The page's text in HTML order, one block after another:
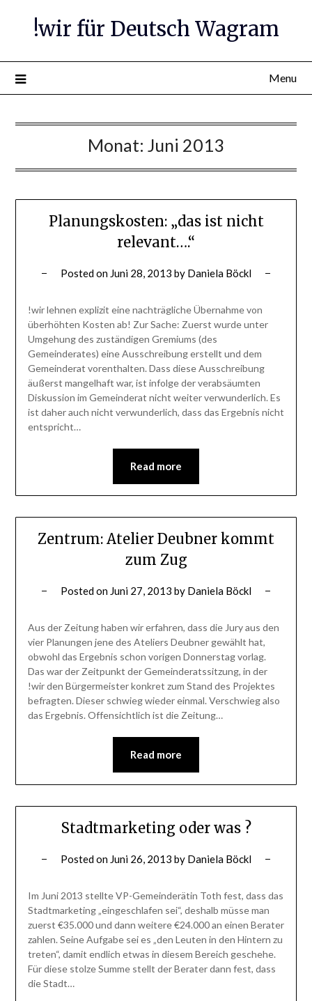
!wir für Deutsch Wagram
Menu
Monat: Juni 2013
Planungskosten: „das ist nicht
relevant….“
Posted on Juni 28, 2013 by Daniela Böckl
!wir lehnen explizit eine nachträgliche Übernahme von
überhöhten Kosten ab! Zur Sache: Zuerst wurde unter
Umgehung des zuständigen Gremiums (des
Gemeinderates) eine Ausschreibung erstellt und dem
Gemeinderat vorenthalten. Dass diese Ausschreibung
äußerst mangelhaft war, ist infolge der verabsäumten
Diskussion im Gemeinderat nicht weiter verwunderlich. Es
ist daher auch nicht verwunderlich, dass das Ergebnis nicht
entspricht…
Read more
Zentrum: Atelier Deubner kommt
zum Zug
Posted on Juni 27, 2013 by Daniela Böckl
Aus der Zeitung haben wir erfahren, dass die Jury aus den
vier Planungen jene des Ateliers Deubner gewählt hat,
obwohl das Ergebnis schon vorigen Donnerstag vorlag.
Das war der Zeitpunkt der Gemeinderatssitzung, in der
!wir den Bürgermeister konkret zum Stand des Projektes
befragten. Dieser schwieg wieder einmal. Verschwieg also
das Ergebnis. Offensichtlich ist die Zeitung…
Read more
Stadtmarketing oder was ?
Posted on Juni 26, 2013 by Daniela Böckl
Im Juni 2013 stellte VP-Gemeinderätin Toth fest, dass das
Stadtmarketing „eingeschlafen sei“, deshalb müsse man
zuerst €35.000 und dann weitere €24.000 an einen Berater
zahlen. Seine Aufgabe sei es „den Leuten in den Hintern zu
treten“, damit endlich etwas in diesem Bereich geschehe.
Für diese stolze Summe stellt der Berater dann fest, dass
die Stadt…